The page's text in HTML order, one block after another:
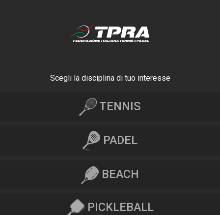
Scegli la disciplina di tuo interesse
TENNIS
PADEL
BEACH
PICKLEBALL